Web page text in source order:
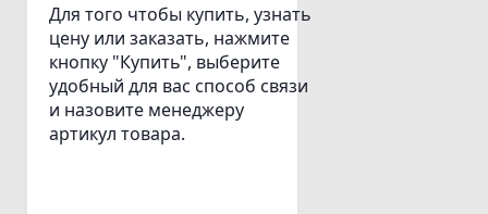
Для того чтобы купить, узнать
цену или заказать, нажмите
кнопку "Купить", выберите
удобный для вас способ связи
и назовите менеджеру
артикул товара.